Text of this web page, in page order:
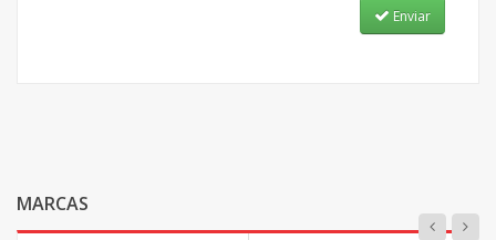
Enviar
MARCAS